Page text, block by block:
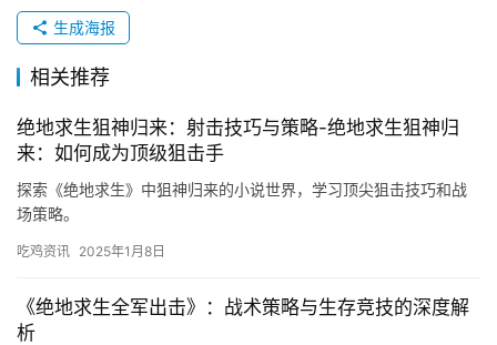
生成海报
相关推荐
绝地求生狙神归来：射击技巧与策略-绝地求生狙神归
来：如何成为顶级狙击手
探索《绝地求生》中狙神归来的小说世界，学习顶尖狙击技巧和战
场策略。
吃鸡资讯 2025年1月8日
《绝地求生全军出击》：战术策略与生存竞技的深度解
析